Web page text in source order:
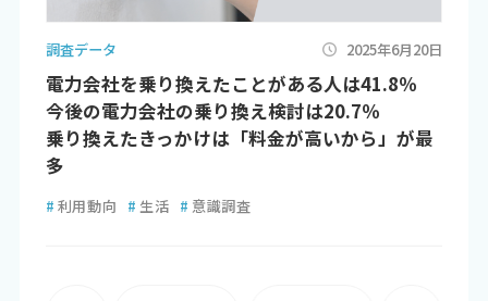
調査データ 2025年6月20日
電力会社を乗り換えたことがある人は41.8％
今後の電力会社の乗り換え検討は20.7％
乗り換えたきっかけは「料金が高いから」が最
多
# 利用動向 # 生活 # 意識調査